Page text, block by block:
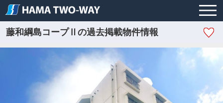
藤和綱島コープⅡの過去掲載物件情報